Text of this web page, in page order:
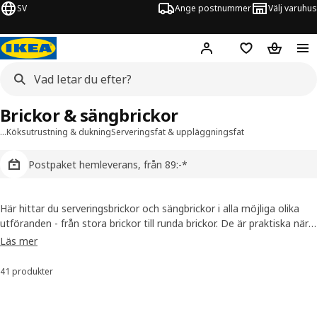
SV Ange postnummer Välj varuhus
Hej! Logga inInköpslistaVarukorg
…Köksutrustning & dukningServeringsfat & uppläggningsfat
Postpaket hemleverans, från 89:-*
Brickor & sängbrickor
Här hittar du serveringsbrickor och sängbrickor i alla möjliga olika
utföranden - från stora brickor till runda brickor. De är praktiska när
du ska duka, servera frukost på sängen eller när du vill ha te och kex
Läs mer
Sortera och filtrera
41 produkter